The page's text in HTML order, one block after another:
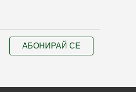
АБОНИРАЙ СЕ